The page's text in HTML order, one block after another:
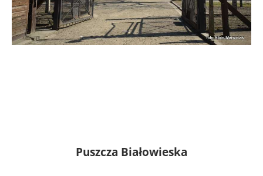
Puszcza Białowieska